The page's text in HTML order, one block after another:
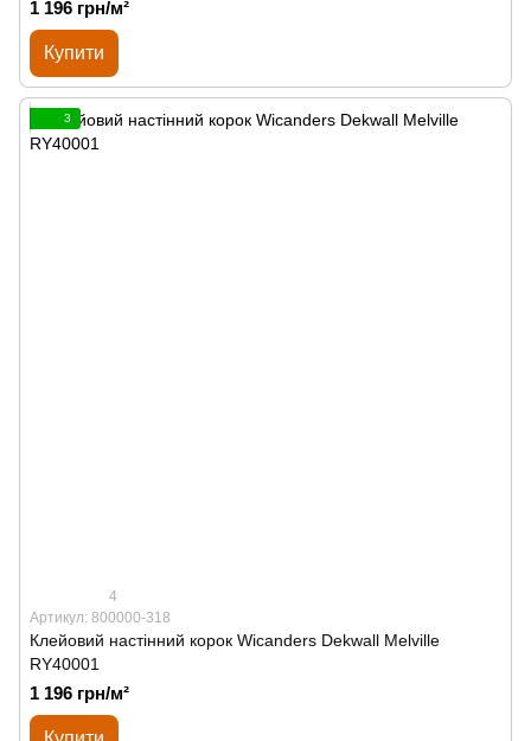
1 196 грн/м²
Купити
3
4
Артикул: 800000-318
Клейовий настінний корок Wicanders Dekwall Melville
RY40001
1 196 грн/м²